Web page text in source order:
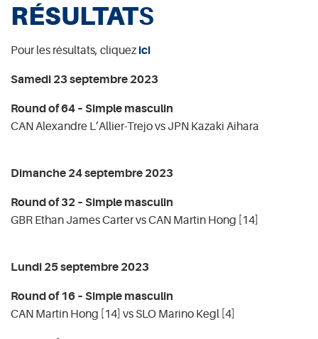
RÉSULTATS
Pour les résultats, cliquez ici
Samedi 23 septembre 2023
Round of 64 – Simple masculin
CAN Alexandre L’Allier-Trejo vs JPN Kazaki Aihara
Dimanche 24 septembre 2023
Round of 32 – Simple masculin
GBR Ethan James Carter vs CAN Martin Hong [14]
Lundi 25 septembre 2023
Round of 16 – Simple masculin
CAN Martin Hong [14] vs SLO Marino Kegl [4]